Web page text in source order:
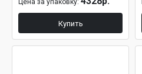
Цена за упаковку:
Купить